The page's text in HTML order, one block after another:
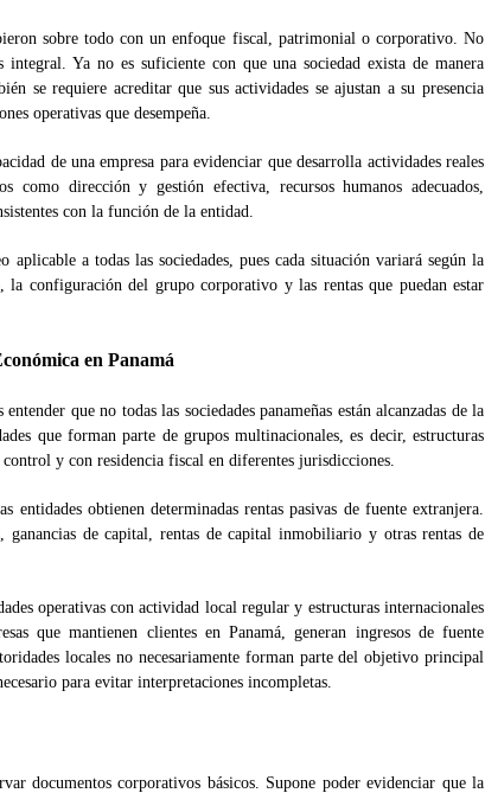
sobre todo con un enfoque fiscal, patrimonial o corporativo. No
Ya no es suficiente con que una sociedad exista de manera
se requiere acreditar que sus actividades se ajustan a su presencia
operativas que desempeña.
de una empresa para evidenciar que desarrolla actividades reales
como dirección y gestión efectiva, recursos humanos adecuados,
con la función de la entidad.
a todas las sociedades, pues cada situación variará según la
la configuración del grupo corporativo y las rentas que puedan estar
en Panamá
que no todas las sociedades panameñas están alcanzadas de la
que forman parte de grupos multinacionales, es decir, estructuras
y con residencia fiscal en diferentes jurisdicciones.
obtienen determinadas rentas pasivas de fuente extranjera.
ganancias de capital, rentas de capital inmobiliario y otras rentas de
operativas con actividad local regular y estructuras internacionales
que mantienen clientes en Panamá, generan ingresos de fuente
locales no necesariamente forman parte del objetivo principal
para evitar interpretaciones incompletas.
documentos corporativos básicos. Supone poder evidenciar que la